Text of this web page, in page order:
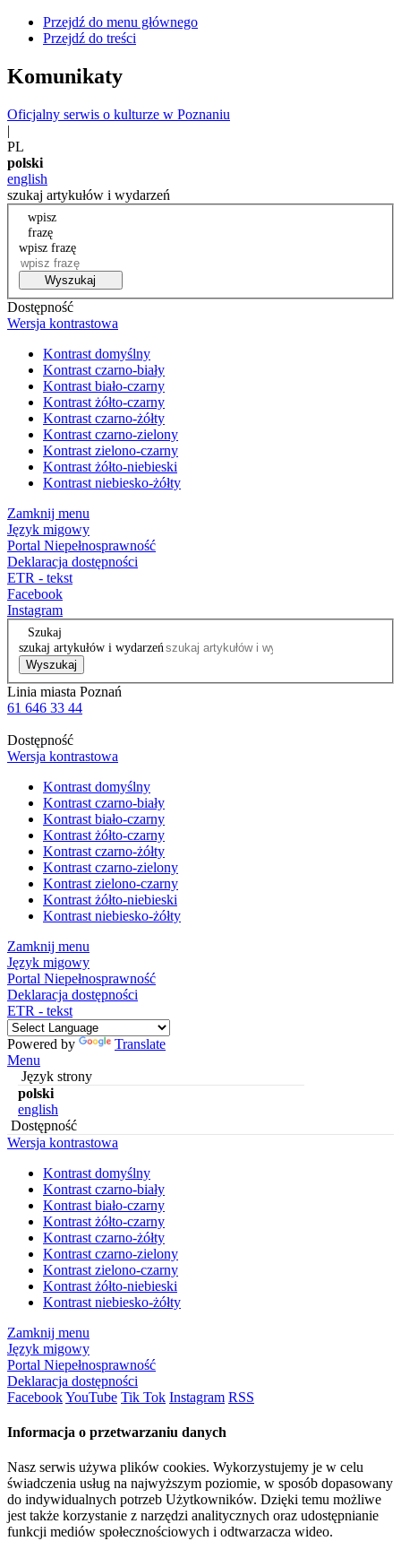
Przejdź do menu głównego
Przejdź do treści
Komunikaty
Oficjalny serwis o kulturze w Poznaniu
|
PL
polski
english
szukaj artykułów i wydarzeń
wpisz
frazę
wpisz frazę
Wyszukaj
Dostępność
Wersja kontrastowa
Kontrast domyślny
Kontrast czarno-biały
Kontrast biało-czarny
Kontrast żółto-czarny
Kontrast czarno-żółty
Kontrast czarno-zielony
Kontrast zielono-czarny
Kontrast żółto-niebieski
Kontrast niebiesko-żółty
Zamknij menu
Język migowy
Portal Niepełnosprawność
Deklaracja dostępności
ETR - tekst
Facebook
Instagram
Szukaj
szukaj artykułów i wydarzeń
Wyszukaj
Linia miasta Poznań
61 646 33 44
Dostępność
Wersja kontrastowa
Kontrast domyślny
Kontrast czarno-biały
Kontrast biało-czarny
Kontrast żółto-czarny
Kontrast czarno-żółty
Kontrast czarno-zielony
Kontrast zielono-czarny
Kontrast żółto-niebieski
Kontrast niebiesko-żółty
Zamknij menu
Język migowy
Portal Niepełnosprawność
Deklaracja dostępności
ETR - tekst
Powered by
Translate
Menu
Język strony
polski
english
Dostępność
Wersja kontrastowa
Kontrast domyślny
Kontrast czarno-biały
Kontrast biało-czarny
Kontrast żółto-czarny
Kontrast czarno-żółty
Kontrast czarno-zielony
Kontrast zielono-czarny
Kontrast żółto-niebieski
Kontrast niebiesko-żółty
Zamknij menu
Język migowy
Portal Niepełnosprawność
Deklaracja dostępności
FacebookYouTube Tik Tok Instagram RSS
Informacja o przetwarzaniu danych
Nasz serwis używa plików cookies. Wykorzystujemy je w celu
świadczenia usług na najwyższym poziomie, w sposób dopasowany
do indywidualnych potrzeb Użytkowników. Dzięki temu możliwe
jest także korzystanie z narzędzi analitycznych oraz udostępnianie
funkcji mediów społecznościowych i odtwarzacza wideo.